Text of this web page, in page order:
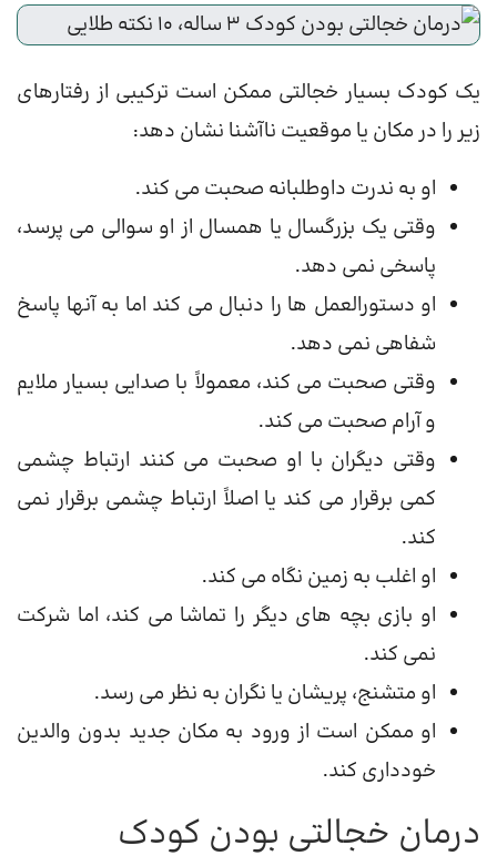
یک کودک بسیار خجالتی ممکن است ترکیبی از رفتارهای
زیر را در مکان یا موقعیت ناآشنا نشان دهد:
او به ندرت داوطلبانه صحبت می کند.
وقتی یک بزرگسال یا همسال از او سوالی می پرسد،
پاسخی نمی دهد.
او دستورالعمل ها را دنبال می کند اما به آنها پاسخ
شفاهی نمی دهد.
وقتی صحبت می کند، معمولاً با صدایی بسیار ملایم
و آرام صحبت می کند.
وقتی دیگران با او صحبت می کنند ارتباط چشمی
کمی برقرار می کند یا اصلاً ارتباط چشمی برقرار نمی
کند.
او اغلب به زمین نگاه می کند.
او بازی بچه های دیگر را تماشا می کند، اما شرکت
نمی کند.
او متشنج، پریشان یا نگران به نظر می رسد.
او ممکن است از ورود به مکان جدید بدون والدین
خودداری کند.
درمان خجالتی بودن کودک